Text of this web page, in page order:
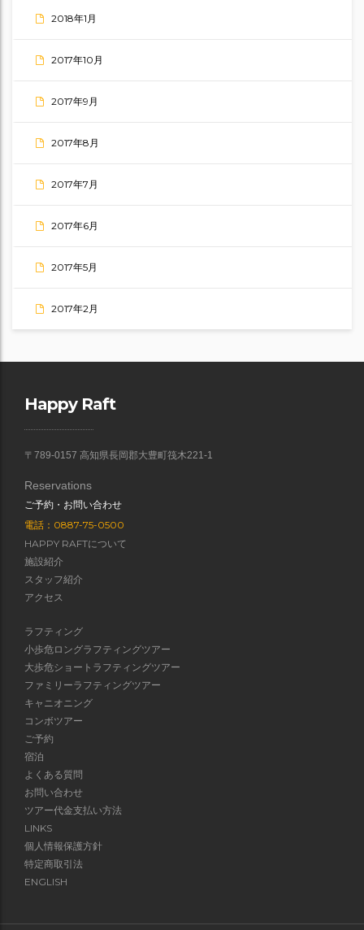
2018年1月
2017年10月
2017年9月
2017年8月
2017年7月
2017年6月
2017年5月
2017年2月
Happy Raft
〒789-0157 高知県長岡郡大豊町筏木221-1
Reservations
ご予約・お問い合わせ
電話：0887-75-0500
HAPPY RAFTについて
施設紹介
スタッフ紹介
アクセス
ラフティング
小歩危ロングラフティングツアー
大歩危ショートラフティングツアー
ファミリーラフティングツアー
キャニオニング
コンボツアー
ご予約
宿泊
よくある質問
お問い合わせ
ツアー代金支払い方法
LINKS
個人情報保護方針
特定商取引法
ENGLISH